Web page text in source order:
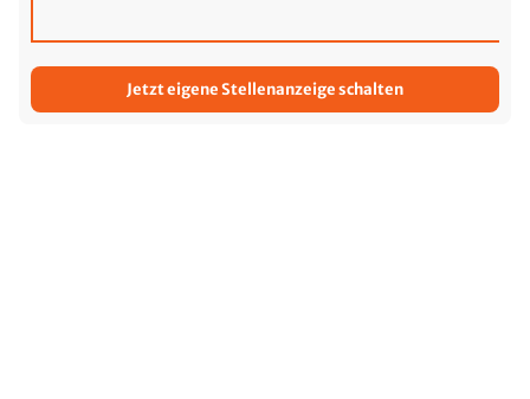
Jetzt eigene Stellenanzeige schalten